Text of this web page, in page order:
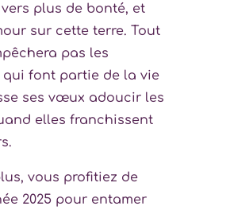
plus de bonté, et
sur cette terre. Tout
pas les
qui font partie de la vie
ses vœux adoucir les
elles franchissent
vous profitiez de
2025 pour entamer